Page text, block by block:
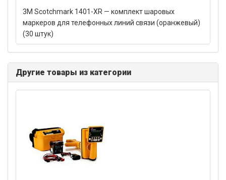
3M Scotchmark 1401-XR — комплект шаровых
маркеров для телефонных линий связи (оранжевый)
(30 штук)
Другие товары из категории